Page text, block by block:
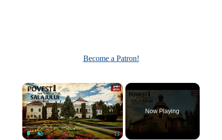
Become a Patron!
×
Now Playing